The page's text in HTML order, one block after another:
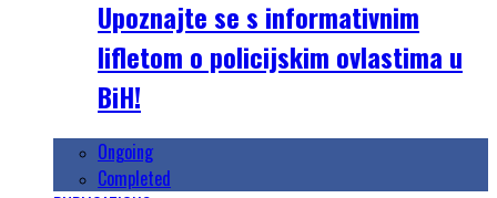
Upoznajte se s informativnim
lifletom o policijskim ovlastima u
BiH!
Ongoing
Completed